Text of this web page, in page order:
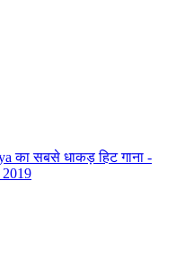
का सबसे धाकड़ हिट गाना -